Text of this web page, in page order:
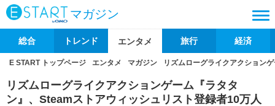
マガジン
総合 トレンド エンタメ 旅行 経済
E START トップページ エンタメ マガジン リズムローグライクアクション
リズムローグライクアクションゲーム『ラタタ
ン』、Steamストアウィッシュリスト登録者10万人